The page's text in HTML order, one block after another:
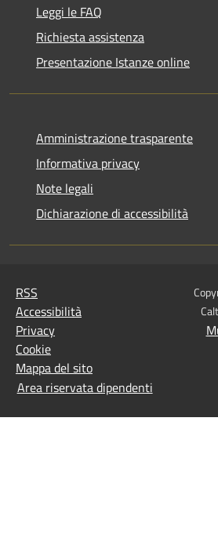
Leggi le FAQ
Richiesta assistenza
Presentazione Istanze online
Amministrazione trasparente
Informativa privacy
Note legali
Dichiarazione di accessibilità
RSS
Accessibilità
Privacy
Cookie
Mappa del sito
Area riservata dipendenti